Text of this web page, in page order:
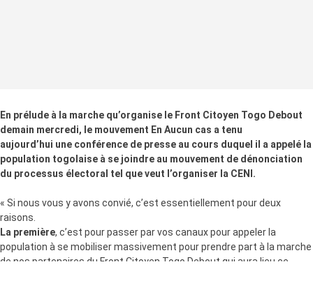
En prélude à la marche qu’organise le Front Citoyen Togo Debout
demain mercredi, le mouvement En Aucun cas a tenu
aujourd’hui une conférence de presse au cours duquel il a appelé la
population togolaise à se joindre au mouvement de dénonciation
du processus électoral tel que veut l’organiser la CENI.
« Si nous vous y avons convié, c’est essentiellement pour deux
raisons.
La première, c’est pour passer par vos canaux pour appeler la
population à se mobiliser massivement pour prendre part à la marche
de nos partenaires du Front Citoyen Togo Debout qui aura lieu ce